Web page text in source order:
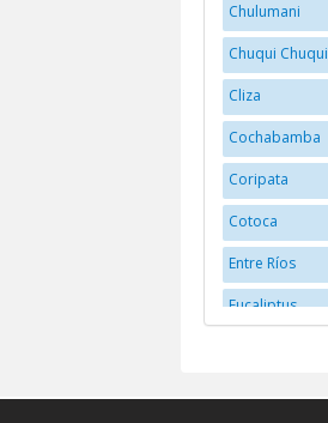
Chulumani
Chuqui Chuqui
Cliza
Cochabamba
Coripata
Cotoca
Entre Ríos
Eucaliptus